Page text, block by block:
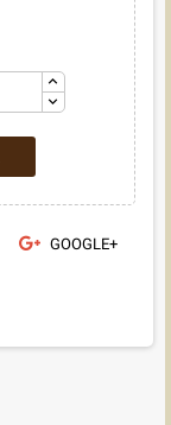
GOOGLE+